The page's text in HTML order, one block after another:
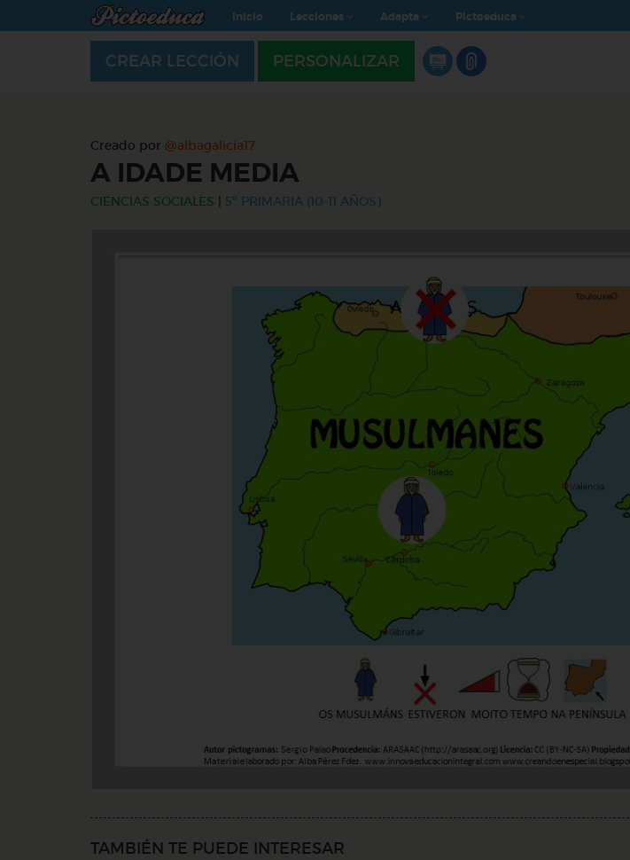
Inicio Lecciones Adapta Pictoeduca
CREAR LECCIÓN PERSONALIZAR
Creado por @albagalicia17
A IDADE MEDIA
CIENCIAS SOCIALES 5º PRIMARIA (10-11 AÑOS)
TAMBIÉN TE PUEDE INTERESAR